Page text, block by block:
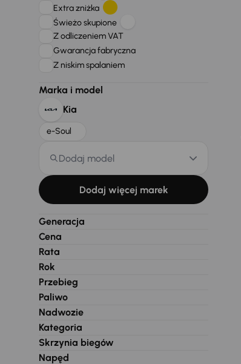
Extra zniżka
Świeżo skupione
Z odliczeniem VAT
Gwarancja fabryczna
Z niskim spalaniem
Marka i model
Kia
e-Soul
Dodaj model
Dodaj więcej marek
Generacja
Cena
Rata
Rok
Przebieg
Paliwo
Nadwozie
Kategoria
Skrzynia biegów
Napęd